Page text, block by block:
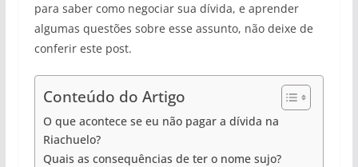
para saber como negociar sua dívida, e aprender
algumas questões sobre esse assunto, não deixe de
conferir este post.
Conteúdo do Artigo
O que acontece se eu não pagar a dívida na
Riachuelo?
Quais as consequências de ter o nome sujo?